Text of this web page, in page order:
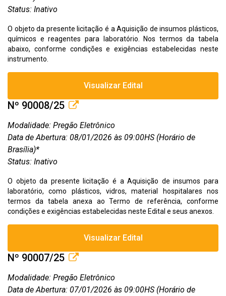
Status: Inativo
O objeto da presente licitação é a Aquisição de insumos plásticos,
químicos e reagentes para laboratório. Nos termos da tabela
abaixo, conforme condições e exigências estabelecidas neste
instrumento.
Visualizar Edital
Nº 90008/25
Modalidade: Pregão Eletrônico
Data de Abertura: 08/01/2026 às 09:00HS (Horário de
Brasília)*
Status: Inativo
O objeto da presente licitação é a Aquisição de insumos para
laboratório, como plásticos, vidros, material hospitalares nos
termos da tabela anexa ao Termo de referência, conforme
condições e exigências estabelecidas neste Edital e seus anexos.
Visualizar Edital
Nº 90007/25
Modalidade: Pregão Eletrônico
Data de Abertura: 07/01/2026 às 09:00HS (Horário de